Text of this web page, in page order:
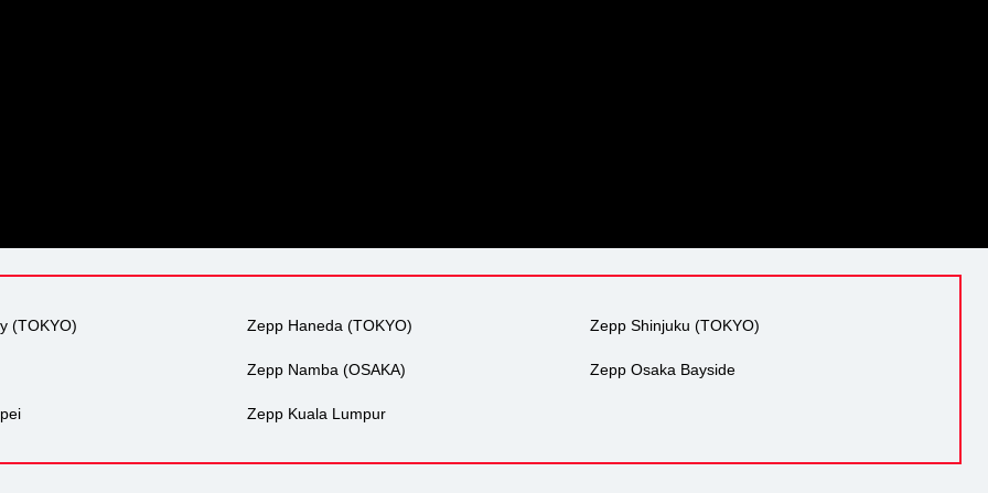
(TOKYO) Zepp Haneda (TOKYO) Zepp Shinjuku (TOKYO)
Zepp Namba (OSAKA) Zepp Osaka Bayside
Zepp Kuala Lumpur